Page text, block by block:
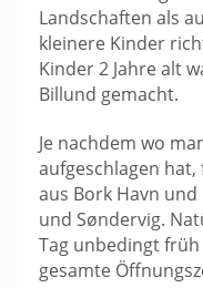
Landschaften als
kleinere Kinder
Kinder 2 Jahre alt
Billund gemacht.
Je nachdem wo
aufgeschlagen
aus Bork Havn und
und Søndervig.
Tag unbedingt
gesamte